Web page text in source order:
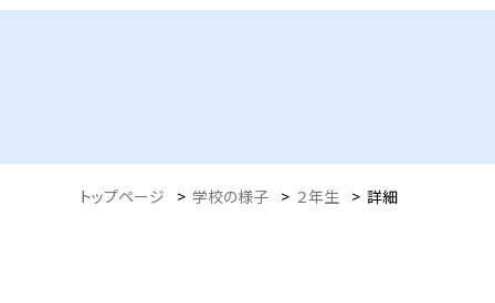
トップページ > 学校の様子 > ２年生 > 詳細